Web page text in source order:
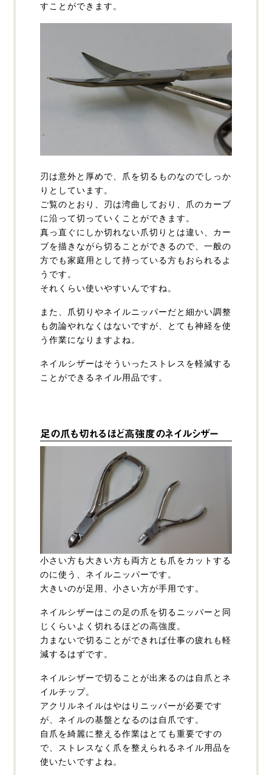
すことができます。
刃は意外と厚めで、爪を切るものなのでしっか
りとしています。
ご覧のとおり、刃は湾曲しており、爪のカーブ
に沿って切っていくことができます。
真っ直ぐにしか切れない爪切りとは違い、カー
ブを描きながら切ることができるので、一般の
方でも家庭用として持っている方もおられるよ
うです。
それくらい使いやすいんですね。
また、爪切りやネイルニッパーだと細かい調整
も勿論やれなくはないですが、とても神経を使
う作業になりますよね。
ネイルシザーはそういったストレスを軽減する
ことができるネイル用品です。
足の爪も切れるほど高強度のネイルシザー
小さい方も大きい方も両方とも爪をカットする
のに使う、ネイルニッパーです。
大きいのが足用、小さい方が手用です。
ネイルシザーはこの足の爪を切るニッパーと同
じくらいよく切れるほどの高強度。
力まないで切ることができれば仕事の疲れも軽
減するはずです。
ネイルシザーで切ることが出来るのは自爪とネ
イルチップ。
アクリルネイルはやはりニッパーが必要です
が、ネイルの基盤となるのは自爪です。
自爪を綺麗に整える作業はとても重要ですの
で、ストレスなく爪を整えられるネイル用品を
使いたいですよね。